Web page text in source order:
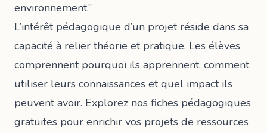
environnement.”
L’intérêt pédagogique d’un projetréside dans sa
capacité à relier théorie et pratique. Les élèves
comprennent pourquoi ils apprennent, comment
utiliser leurs connaissances et quel impact ils
peuvent avoir. Explorez nos fiches pédagogiques
gratuites pour enrichir vos projets de ressources